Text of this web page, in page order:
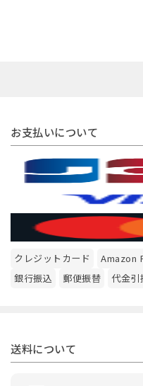
お支払いについて
クレジットカード Amazon
銀行振込
郵便振替 代金引
送料について